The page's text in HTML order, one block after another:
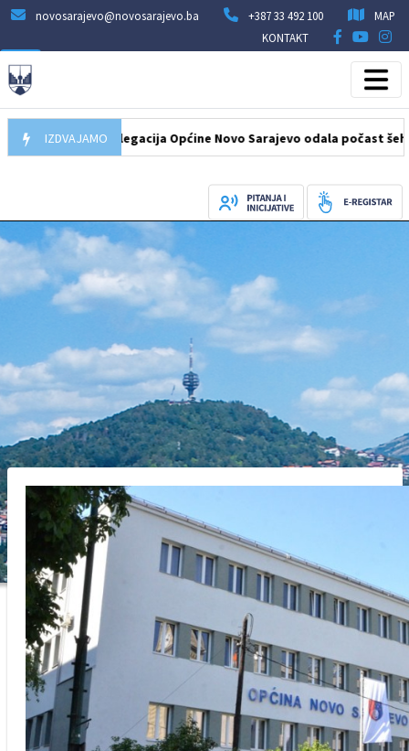
novosarajevo@novosarajevo.ba +387 33 492 100
MAP
KONTAKT
IZDVAJAMO
Delegacija Općine Novo Sarajevo odala počast šehidima i